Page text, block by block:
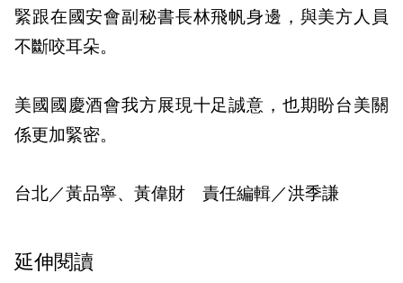
緊跟在國安會副秘書長林飛帆身邊，與美方人員
不斷咬耳朵。
美國國慶酒會我方展現十足誠意，也期盼台美關
係更加緊密。
台北／黃品寧、黃偉財 責任編輯／洪季謙
延伸閱讀